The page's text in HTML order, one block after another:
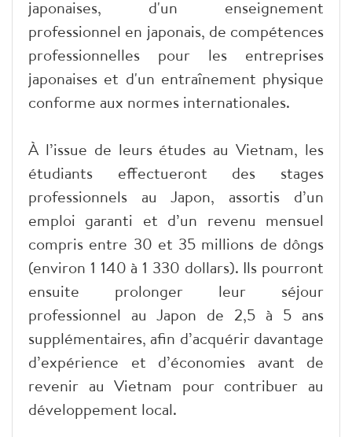
japonaises, d'un enseignement
professionnel en japonais, de compétences
professionnelles pour les entreprises
japonaises et d'un entraînement physique
conforme aux normes internationales.
À l’issue de leurs études au Vietnam, les
étudiants effectueront des stages
professionnels au Japon, assortis d’un
emploi garanti et d’un revenu mensuel
compris entre 30 et 35 millions de dôngs
(environ 1 140 à 1 330 dollars). Ils pourront
ensuite prolonger leur séjour
professionnel au Japon de 2,5 à 5 ans
supplémentaires, afin d’acquérir davantage
d’expérience et d’économies avant de
revenir au Vietnam pour contribuer au
développement local.